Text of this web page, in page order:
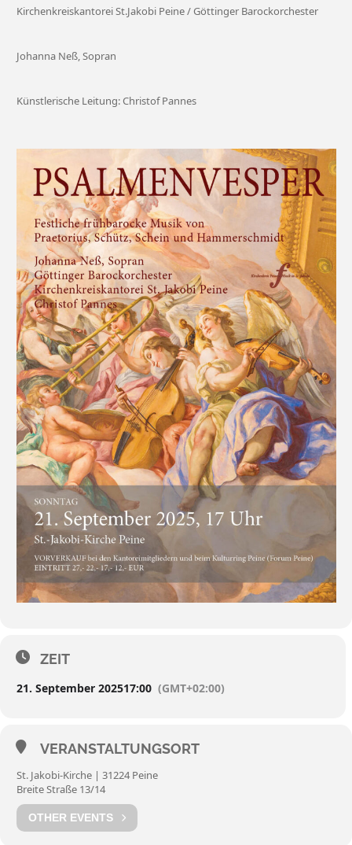
Kirchenkreiskantorei St.Jakobi Peine / Göttinger Barockorchester
Johanna Neß, Sopran
Künstlerische Leitung: Christof Pannes
ZEIT
21. September 202517:00 (GMT+02:00)
VERANSTALTUNGSORT
St. Jakobi-Kirche | 31224 Peine
Breite Straße 13/14
OTHER EVENTS